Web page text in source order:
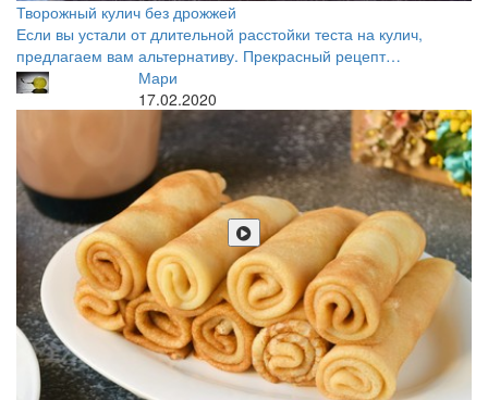
Творожный кулич без дрожжей
Если вы устали от длительной расстойки теста на кулич,
предлагаем вам альтернативу. Прекрасный рецепт…
Мари
17.02.2020